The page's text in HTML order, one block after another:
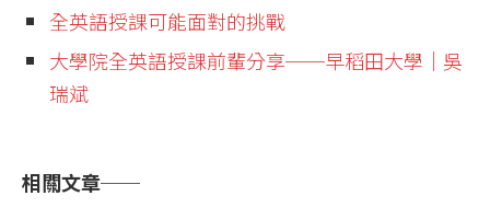
全英語授課可能面對的挑戰
大學院全英語授課前輩分享──早稻田大學│吳
瑞斌
相關文章──